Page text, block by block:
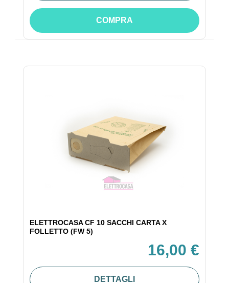
COMPRA
ELETTROCASA CF 10 SACCHI CARTA X
FOLLETTO (FW 5)
16,00 €
DETTAGLI